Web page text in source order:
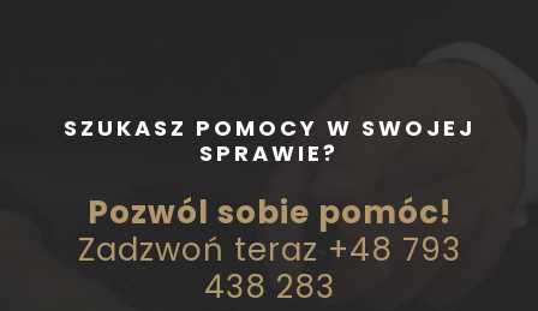
SZUKASZ POMOCY W SWOJEJ
SPRAWIE?
Pozwól sobie pomóc!
Zadzwoń teraz +48 793
438 283